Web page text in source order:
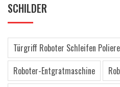
SCHILDER
Türgriff Roboter Schleifen
Roboter-Entgratmaschine